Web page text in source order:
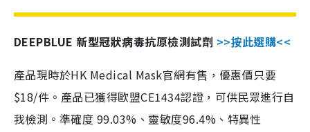
DEEPBLUE 新型冠狀病毒抗原檢測試劑 >>按此選購<<
產品現時於HK Medical Mask官網有售，優惠價只要
$18/件。產品已獲得歐盟CE1434認證，可供民眾進行自
我檢測。準確度 99.03%、靈敏度96.4%、特異性